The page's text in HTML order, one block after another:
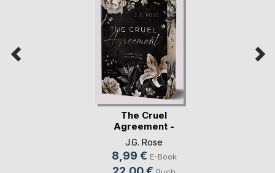
The Cruel
Agreement -
Gestohlen vo(...)
J.G. Rose
8,99 € E-Book